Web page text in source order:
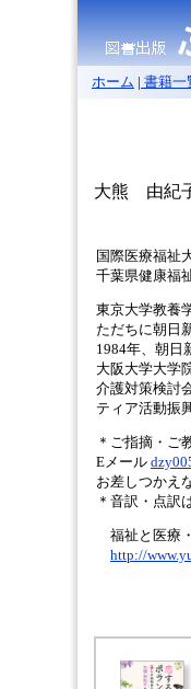
ホーム | 書籍一
大熊 由紀
国際医療福祉
千葉県健康福
東京大学教養
ただちに朝日
1984年、朝日
大阪大学大学
介護対策検討
ティア活動振
＊ご指摘・ご
Eメール
お差しつかえ
＊音訳・点訳
福祉と医療
http://